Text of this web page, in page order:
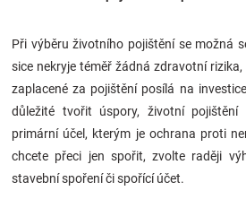
Při výběru životního pojištění se možná
sice nekryje téměř žádná zdravotní
zaplacené za pojištění posílá na
důležité tvořit úspory, životní
primární účel, kterým je ochrana proti
chcete přeci jen spořit, zvolte raději
stavební spoření či spořící účet.